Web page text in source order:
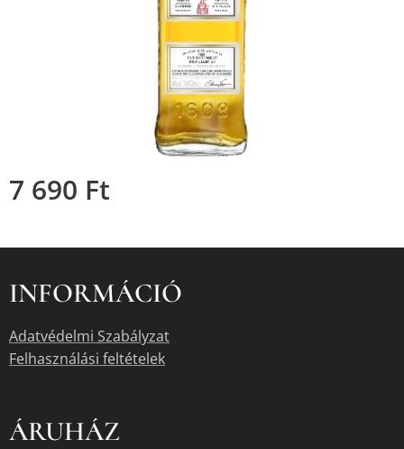
7 690 Ft
INFORMÁCIÓ
Adatvédelmi Szabályzat
Felhasználási feltételek
ÁRUHÁZ